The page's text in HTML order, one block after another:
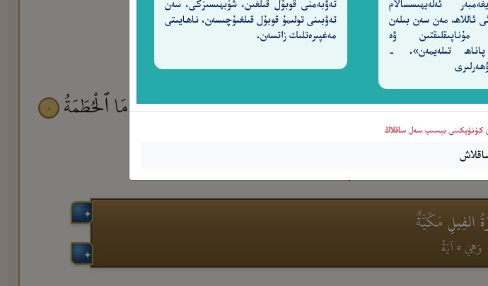
ئەلەيھىسسالام
ئاللاھ، مەن سەن بىلەن
مۇناپىقلىقتىن ۋە
پاناھ تىلەيمەن». -
تەۋبەمنى قوبۇل قىلغىن، شۈبھىسىزكى، سەن
تەۋبىنى تولىمۇ قوبۇل قىلغىۇچىسەن، ناھايىتى
مەغپىرەتلىك زاتسەن.
كۇنۇپكىنى بېسىپ سەل ساقلاڭ
ٱلرَّحْمَـٰنِٱلرَّحِيمِ
أَخْلَدَهُۥ كَلَّا ۖ لَيُنۢبَذَنَّ فِى ٱلْحُطَمَةِ وَمَآ أَدْرَىٰكَ مَا ٱلْحُطَمَةُ ٥
٨
الفِيلِ مَكِّيَّةٌ
وَهِيَ ٥ آيَةً